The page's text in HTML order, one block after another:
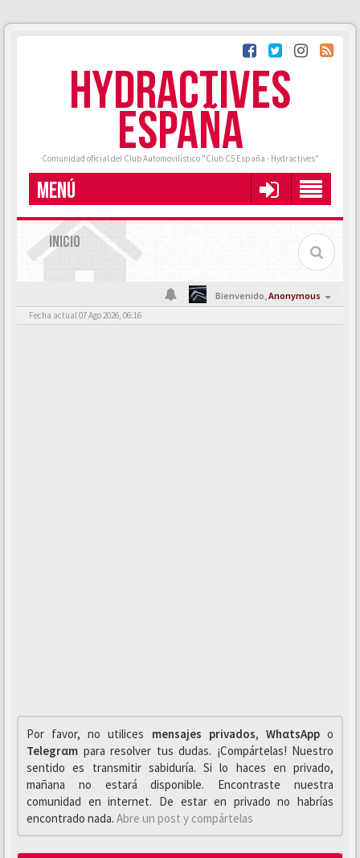
HYDRACTIVES
ESPAÑA
Comunidad oficial del Club Automovilístico "Club C5 España - Hydractives"
MENÚ
INICIO
Bienvenido,Anonymous
Fecha actual 07 Ago 2026, 06:16
Por favor, no utilices mensajes privados, WhαtsAppo
Telegrαm para resolver tus dudas. ¡Compártelas! Nuestro
sentido es transmitir sabiduría. Si lo haces en privado,
mañana no estará disponible. Encontraste nuestra
comunidad en internet. De estar en privado no habrías
encontrado nada. Abre un post y compártelas